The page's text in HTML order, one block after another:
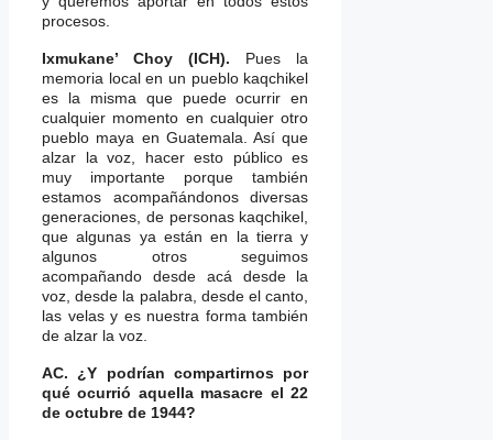
procesos.
Ixmukane’ Choy (ICH). Pues la
memoria local en un pueblo kaqchikel
es la misma que puede ocurrir en
cualquier momento en cualquier otro
pueblo maya en Guatemala. Así que
alzar la voz, hacer esto público es
muy importante porque también
estamos acompañándonos diversas
generaciones, de personas kaqchikel,
que algunas ya están en la tierra y
algunos otros seguimos
acompañando desde acá desde la
voz, desde la palabra, desde el canto,
las velas y es nuestra forma también
de alzar la voz.
AC. ¿Y podrían compartirnos por
qué ocurrió aquella masacre el 22
de octubre de 1944?